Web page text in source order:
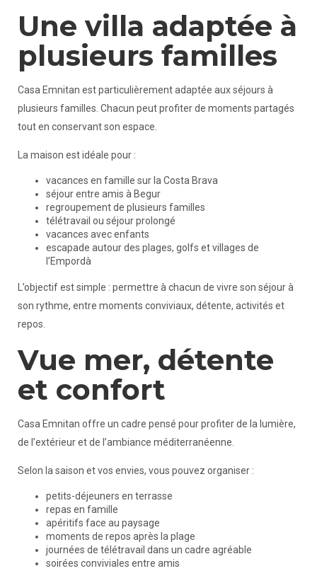
Une villa adaptée à
plusieurs familles
Casa Emnitan est particulièrement adaptée aux séjours à
plusieurs familles. Chacun peut profiter de moments partagés
tout en conservant son espace.
La maison est idéale pour :
vacances en famille sur la Costa Brava
séjour entre amis à Begur
regroupement de plusieurs familles
télétravail ou séjour prolongé
vacances avec enfants
escapade autour des plages, golfs et villages de
l’Empordà
L’objectif est simple : permettre à chacun de vivre son séjour à
son rythme, entre moments conviviaux, détente, activités et
repos.
Vue mer, détente
et confort
Casa Emnitan offre un cadre pensé pour profiter de la lumière,
de l’extérieur et de l’ambiance méditerranéenne.
Selon la saison et vos envies, vous pouvez organiser :
petits-déjeuners en terrasse
repas en famille
apéritifs face au paysage
moments de repos après la plage
journées de télétravail dans un cadre agréable
soirées conviviales entre amis